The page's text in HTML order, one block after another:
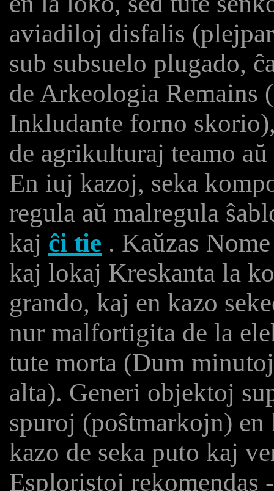
aviadiloj disfalis
sub subsuelo plugado,
de Arkeologia Remains
Inkludante forno
de agrikulturaj teamo
En iuj kazoj, seka
regula aŭ malregula
kaj ĉi tie . Kaŭzas
kaj lokaj Kreskanta la
grando, kaj en kazo
nur malfortigita de la
tute morta (Dum
alta). Generi objektoj
spuroj (poŝtmarkojn)
kazo de seka puto kaj
Esploristoj rekomendas